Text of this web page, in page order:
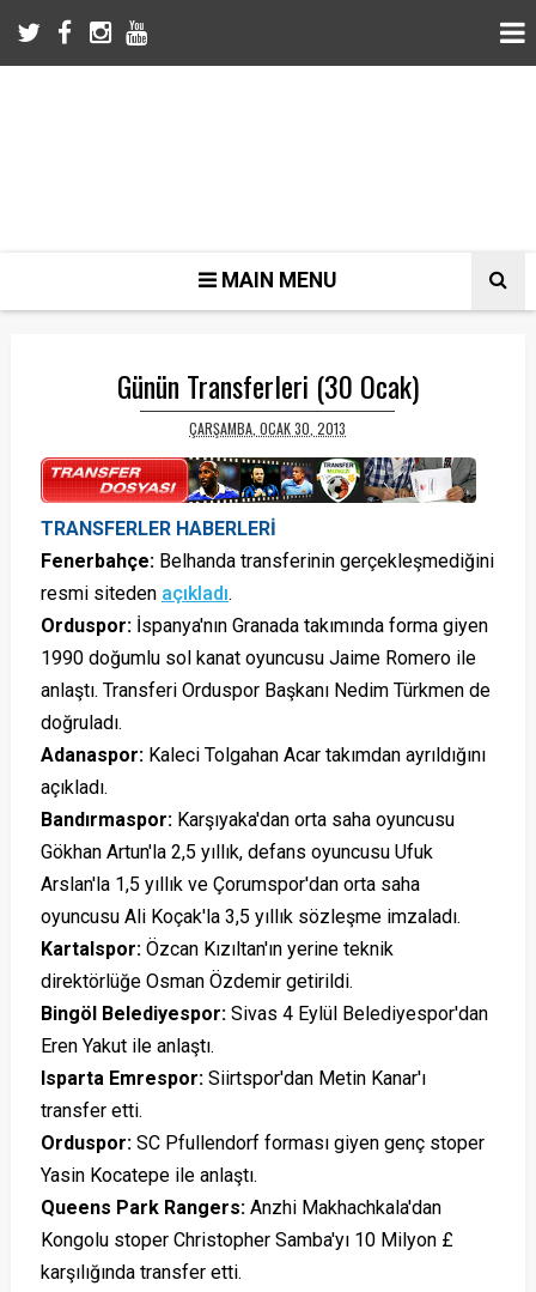
MAIN MENU
Günün Transferleri (30 Ocak)
ÇARŞAMBA, OCAK 30, 2013
TRANSFERLER HABERLERİ
Fenerbahçe:Belhanda transferinin gerçekleşmediğini
resmi siteden açıkladı.
Orduspor:İspanya'nın Granada takımında forma giyen
1990 doğumlu sol kanat oyuncusu Jaime Romero ile
anlaştı. Transferi Orduspor Başkanı Nedim Türkmen de
doğruladı.
Adanaspor:Kaleci Tolgahan Acar takımdan ayrıldığını
açıkladı.
Bandırmaspor:Karşıyaka'dan orta saha oyuncusu
Gökhan Artun'la 2,5 yıllık, defans oyuncusu Ufuk
Arslan'la 1,5 yıllık ve Çorumspor'dan orta saha
oyuncusu Ali Koçak'la 3,5 yıllık sözleşme imzaladı.
Kartalspor:Özcan Kızıltan'ın yerine teknik
direktörlüğe Osman Özdemir getirildi.
Bingöl Belediyespor:Sivas 4 Eylül Belediyespor'dan
Eren Yakut ile anlaştı.
Isparta Emrespor:Siirtspor'dan Metin Kanar'ı
transfer etti.
Orduspor:SC Pfullendorf forması giyen genç stoper
Yasin Kocatepe ile anlaştı.
Queens Park Rangers:Anzhi Makhachkala'dan
Kongolu stoper Christopher Samba'yı 10 Milyon £
karşılığında transfer etti.